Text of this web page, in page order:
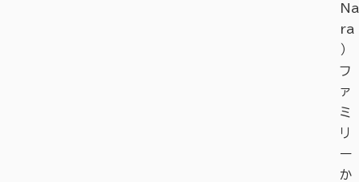
Na
ra
）
フ
ァ
ミ
リ
ー
か